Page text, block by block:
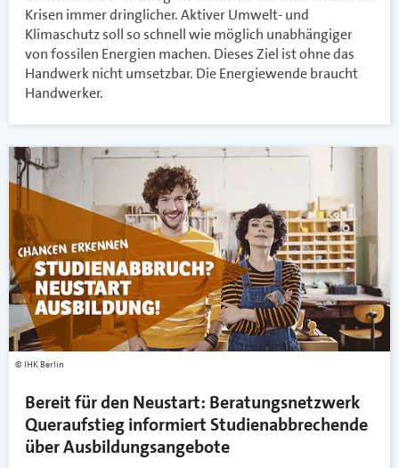
Krisen immer dringlicher. Aktiver Umwelt- und
Klimaschutz soll so schnell wie möglich unabhängiger
von fossilen Energien machen. Dieses Ziel ist ohne das
Handwerk nicht umsetzbar. Die Energiewende braucht
Handwerker.
IHK Berlin
Bereit für den Neustart: Beratungsnetzwerk
Queraufstieg informiert Studienabbrechende
über Ausbildungsangebote